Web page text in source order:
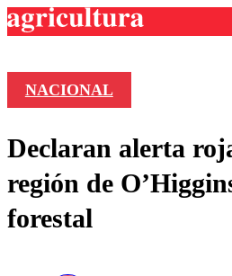
Frecuencias
Agricultura TV
Deportes
NACIONAL
Declaran alerta
región de
forestal